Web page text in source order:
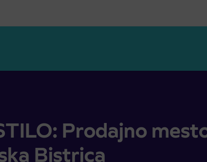
mesto Slovenska Bistrica
Prodajno
Bistrica